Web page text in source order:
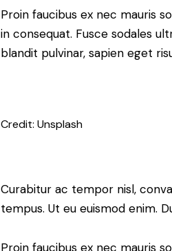
Proin faucibus ex nec mauris
in consequat. Fusce sodales
blandit pulvinar, sapien eget
Credit: Unsplash
Curabitur ac tempor nisl,
tempus. Ut eu euismod enim.
Proin faucibus ex nec mauris